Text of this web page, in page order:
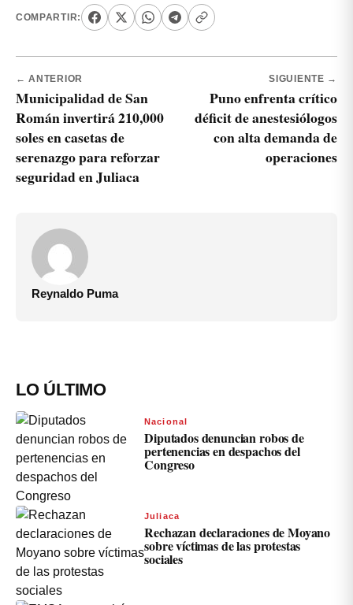
COMPARTIR:
← ANTERIOR
Municipalidad de San
Román invertirá 210,000
soles en casetas de
serenazgo para reforzar
seguridad en Juliaca
SIGUIENTE →
Puno enfrenta crítico
déficit de anestesiólogos
con alta demanda de
operaciones
Reynaldo Puma
LO ÚLTIMO
Nacional
Diputados denuncian robos de
pertenencias en despachos del
Congreso
Juliaca
Rechazan declaraciones de Moyano
sobre víctimas de las protestas
sociales